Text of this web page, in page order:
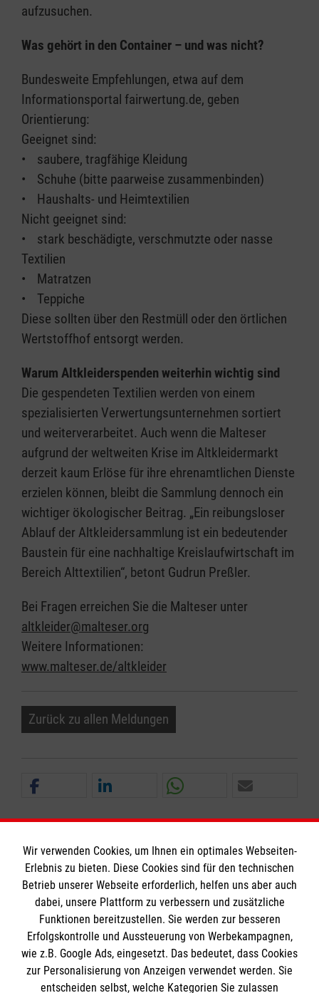
aufzusuchen.
Was gehört in den Container – und was nicht?
Bundesweite Empfehlungen, etwa auf dem
Informationsportal fairwertung.de, geben
Orientierung:
Geeignet sind:
• saubere, tragfähige Kleidung
• Schuhe (bitte paarweise zusammenbinden)
• Haushalts- und Heimtextilien
Nicht geeignet sind:
• stark beschädigte, verschmutzte oder nasse
Textilien
• Matratzen
• Teppiche
Diese sollten über den Restmüll oder den örtlichen
Wertstoffhof entsorgt werden.
Warum Altkleiderspenden weiterhin wichtig sind
Die gespendeten Textilien werden von einem
spezialisierten Verwertungsunternehmen sortiert
und weiterverarbeitet. Auch wenn die Malteser
aufgrund der weltweiten Krise im Altkleidermarkt
derzeit kaum Erlöse für ihre ehrenamtlichen Dienste
erzielen können, bleibt die Sammlung dennoch ein
wichtiger ökologischer Beitrag. „Ein reibungsloser
Ablauf der Altkleidersammlung ist ein bedeutender
Baustein für eine nachhaltige Kreislaufwirtschaft im
Bereich Alttextilien“, betont Gudrun Preßler.
Bei Fragen erreichen Sie die Malteser unter
altkleider@malteser.org
Weitere Informationen:
www.malteser.de/altkleider
Zurück zu allen Meldungen
Informationen
Impressum
Datenschutz
Barrierefreiheit
Die Malteser
Wir verwenden Cookies, um Ihnen ein optimales Webseiten-
Erlebnis zu bieten. Diese Cookies sind für den technischen
Betrieb unserer Webseite erforderlich, helfen uns aber auch
dabei, unsere Plattform zu verbessern und zusätzliche
Funktionen bereitzustellen. Sie werden zur besseren
Erfolgskontrolle und Aussteuerung von Werbekampagnen,
wie z.B. Google Ads, eingesetzt. Das bedeutet, dass Cookies
zur Personalisierung von Anzeigen verwendet werden. Sie
entscheiden selbst, welche Kategorien Sie zulassen